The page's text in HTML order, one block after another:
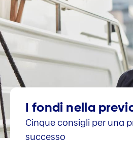
I fondi nella
Cinque consigli per una
successo